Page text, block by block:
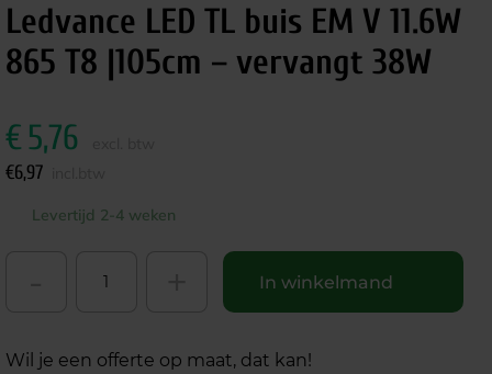
Ledvance LED TL buis EM V 11.6W
865 T8 |105cm – vervangt 38W
€5,76
€6,97
Levertijd 2-4 weken
In winkelmand
Wil je een offerte op maat, dat kan!